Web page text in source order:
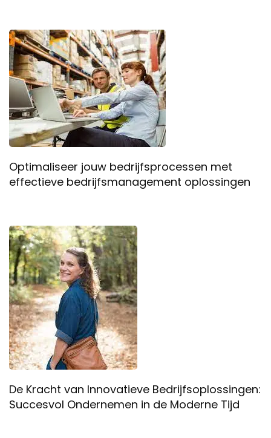
Optimaliseer jouw bedrijfsprocessen met
effectieve bedrijfsmanagement oplossingen
De Kracht van Innovatieve Bedrijfsoplossingen:
Succesvol Ondernemen in de Moderne Tijd